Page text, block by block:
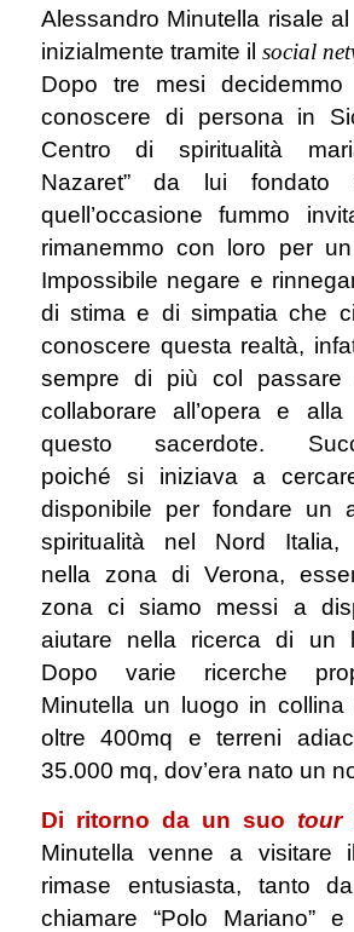
Alessandro Minutella risale
inizialmente tramite ilsocial
Dopo tre mesi
conoscere di persona in
Centro di spiritualità
Nazaret” da lui
quell’occasione fummo
rimanemmo con loro per
Impossibile negare e
di stima e di simpatia che
conoscere questa realtà,
sempre di più col passare
collaborare all’opera e alla
questo sacerdote.
poiché si iniziava a
disponibile per fondare un
spiritualità nel Nord Italia,
nella zona di Verona,
zona ci siamo messi a
aiutare nella ricerca di un
Dopo varie ricerche
Minutella un luogo in
oltre 400mq e terreni
35.000 mq, dov’era nato un
Di ritorno da un suotour
Minutella venne a visitare
rimase entusiasta, tanto
chiamare “Polo Mariano”